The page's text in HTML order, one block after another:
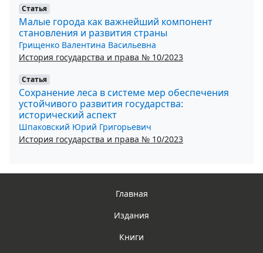
Статья
Малые города как важнейший компонент
становления и развития страны
Грищенко Валентина Васильевна
История государства и права № 10/2023
Статья
Сохранение леса в системе мер обеспечения
устойчивого развития государства:
исторический аспект
Шпаковский Юрий Григорьевич
История государства и права № 10/2023
Главная
Издания
Книги